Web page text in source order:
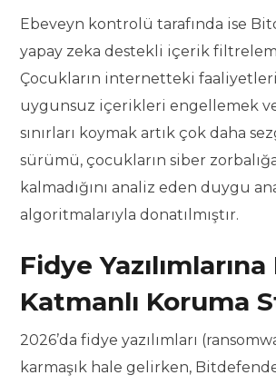
Ebeveyn kontrolü tarafında ise
yapay zeka destekli içerik
Çocukların internetteki
uygunsuz içerikleri engellemek
sınırları koymak artık çok daha
sürümü, çocukların siber
kalmadığını analiz eden duygu
algoritmalarıyla donatılmıştır.
Fidye Yazılımlarına
Katmanlı Koruma
2026’da fidye yazılımları
karmaşık hale gelirken,